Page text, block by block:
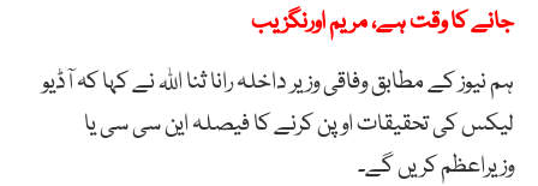
جانے کا وقت ہے، مریم اورنگزیب
ہم نیوز کے مطابق وفاقی وزیر داخلہ رانا ثنا اللہ نے کہا کہ آڈیو
لیکس کی تحقیقات اوپن کرنے کا فیصلہ این سی سی یا
وزیراعظم کریں گے۔